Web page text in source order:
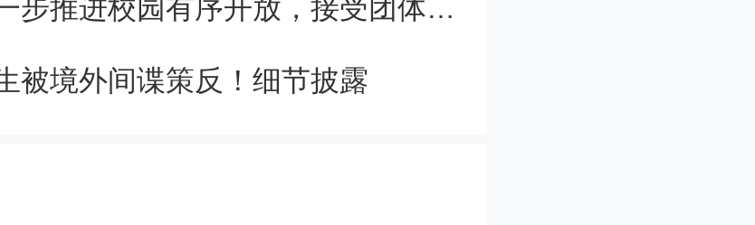
的老校区随园校区，一直有着“东
北大：进一步推进校园有序开放，接受团体预约
被境外间谍策反！细节披露